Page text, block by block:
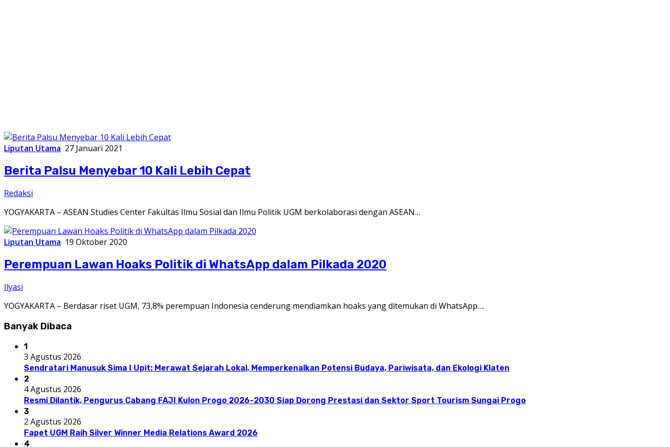
Liputan Utama 27 Januari 2021
Berita Palsu Menyebar 10 Kali Lebih Cepat
Redaksi
YOGYAKARTA – ASEAN Studies Center Fakultas Ilmu Sosial dan Ilmu Politik UGM berkolaborasi dengan ASEAN…
Liputan Utama 19 Oktober 2020
Perempuan Lawan Hoaks Politik di WhatsApp dalam Pilkada 2020
Ilyasi
YOGYAKARTA – Berdasar riset UGM, 73,8% perempuan Indonesia cenderung mendiamkan hoaks yang ditemukan di WhatsApp….
Banyak Dibaca
1
3 Agustus 2026
Sendratari Manusuk Sima I Upit: Merawat Sejarah Lokal, Memperkenalkan Potensi Budaya, Pariwisata, dan Ekologi Klaten
2
4 Agustus 2026
Resmi Dilantik, Pengurus Cabang FAJI Kulon Progo 2026-2030 Siap Dorong Prestasi dan Sektor Sport Tourism Sungai Progo
3
2 Agustus 2026
Fapet UGM Raih Silver Winner Media Relations Award 2026
4